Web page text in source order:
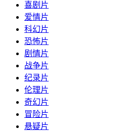
喜剧片
爱情片
科幻片
恐怖片
剧情片
战争片
纪录片
伦理片
奇幻片
冒险片
悬疑片